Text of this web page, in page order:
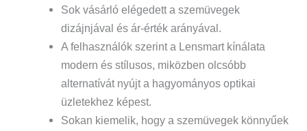
Sok vásárló elégedett a szemüvegek
dizájnjával és ár-érték arányával.
A felhasználók szerint a Lensmart kínálata
modern és stílusos, miközben olcsóbb
alternatívát nyújt a hagyományos optikai
üzletekhez képest.
Sokan kiemelik, hogy a szemüvegek könnyűek